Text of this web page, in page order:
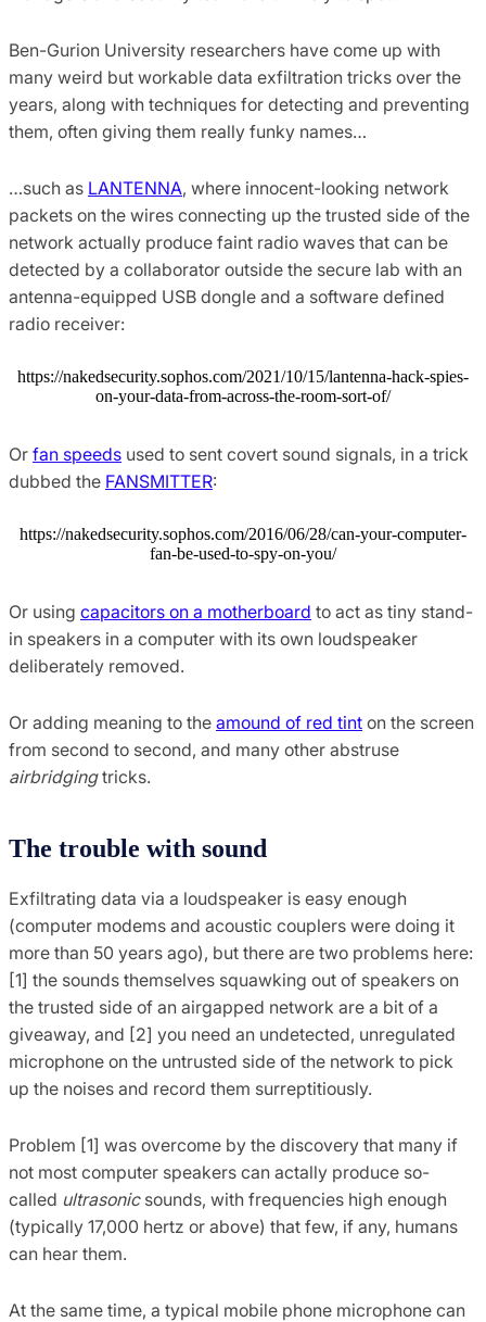
Ben-Gurion University researchers have come up with
many weird but workable data exfiltration tricks over the
years, along with techniques for detecting and preventing
them, often giving them really funky names…
…such as LANTENNA, where innocent-looking network
packets on the wires connecting up the trusted side of the
network actually produce faint radio waves that can be
detected by a collaborator outside the secure lab with an
antenna-equipped USB dongle and a software defined
radio receiver:
https://nakedsecurity.sophos.com/2021/10/15/lantenna-hack-spies-
on-your-data-from-across-the-room-sort-of/
Or fan speeds used to sent covert sound signals, in a trick
dubbed the FANSMITTER:
https://nakedsecurity.sophos.com/2016/06/28/can-your-computer-
fan-be-used-to-spy-on-you/
Or using capacitors on a motherboard to act as tiny stand-
in speakers in a computer with its own loudspeaker
deliberately removed.
Or adding meaning to the amound of red tint on the screen
from second to second, and many other abstruse
airbridgingtricks.
The trouble with sound
Exfiltrating data via a loudspeaker is easy enough
(computer modems and acoustic couplers were doing it
more than 50 years ago), but there are two problems here:
[1] the sounds themselves squawking out of speakers on
the trusted side of an airgapped network are a bit of a
giveaway, and [2] you need an undetected, unregulated
microphone on the untrusted side of the network to pick
up the noises and record them surreptitiously.
Problem [1] was overcome by the discovery that many if
not most computer speakers can actally produce so-
called ultrasonicsounds, with frequencies high enough
(typically 17,000 hertz or above) that few, if any, humans
can hear them.
At the same time, a typical mobile phone microphone can